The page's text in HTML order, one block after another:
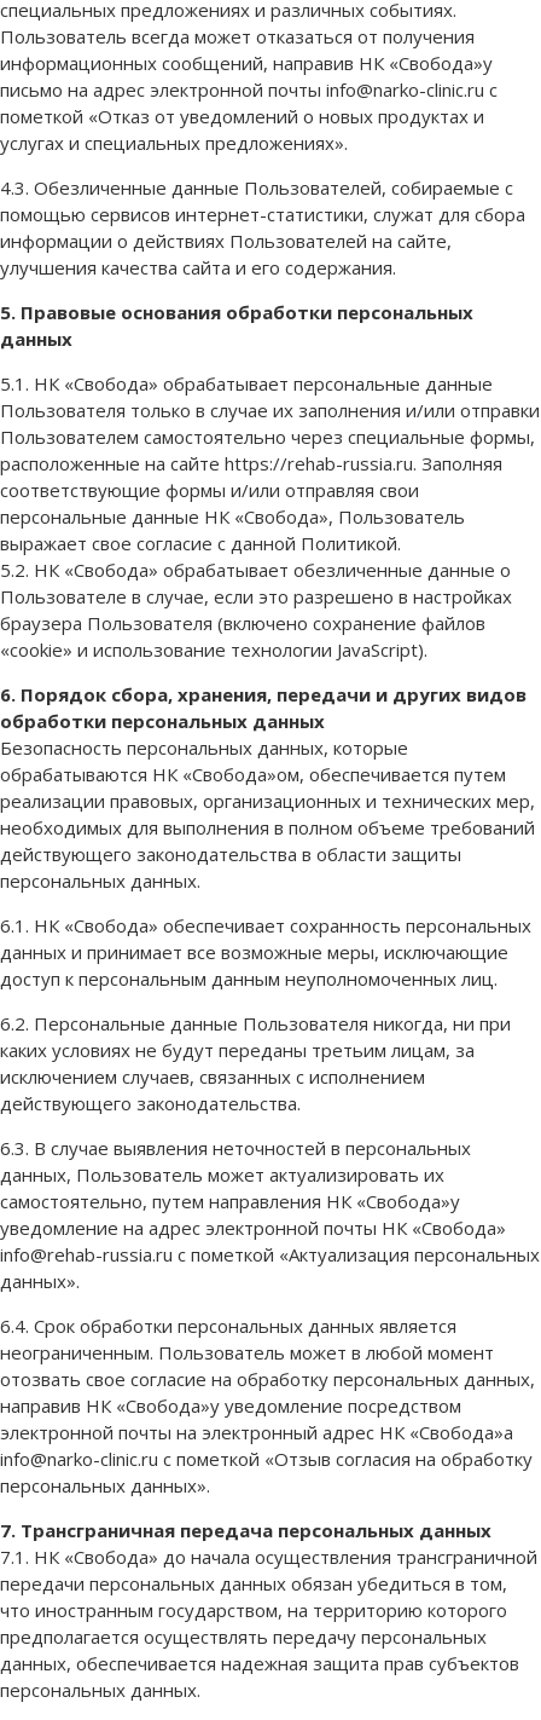
специальных предложениях и различных событиях.
Пользователь всегда может отказаться от получения
информационных сообщений, направив НК «Свобода»у
письмо на адрес электронной почты info@narko-clinic.ru с
пометкой «Отказ от уведомлений о новых продуктах и
услугах и специальных предложениях».
4.3. Обезличенные данные Пользователей, собираемые с
помощью сервисов интернет-статистики, служат для сбора
информации о действиях Пользователей на сайте,
улучшения качества сайта и его содержания.
5. Правовые основания обработки персональных
данных
5.1. НК «Свобода» обрабатывает персональные данные
Пользователя только в случае их заполнения и/или отправки
Пользователем самостоятельно через специальные формы,
расположенные на сайте https://rehab-russia.ru. Заполняя
соответствующие формы и/или отправляя свои
персональные данные НК «Свобода», Пользователь
выражает свое согласие с данной Политикой.
5.2. НК «Свобода» обрабатывает обезличенные данные о
Пользователе в случае, если это разрешено в настройках
браузера Пользователя (включено сохранение файлов
«cookie» и использование технологии JavaScript).
6. Порядок сбора, хранения, передачи и других видов
обработки персональных данных
Безопасность персональных данных, которые
обрабатываются НК «Свобода»ом, обеспечивается путем
реализации правовых, организационных и технических мер,
необходимых для выполнения в полном объеме требований
действующего законодательства в области защиты
персональных данных.
6.1. НК «Свобода» обеспечивает сохранность персональных
данных и принимает все возможные меры, исключающие
доступ к персональным данным неуполномоченных лиц.
6.2. Персональные данные Пользователя никогда, ни при
каких условиях не будут переданы третьим лицам, за
исключением случаев, связанных с исполнением
действующего законодательства.
6.3. В случае выявления неточностей в персональных
данных, Пользователь может актуализировать их
самостоятельно, путем направления НК «Свобода»у
уведомление на адрес электронной почты НК «Свобода»
info@rehab-russia.ru с пометкой «Актуализация персональных
данных».
6.4. Срок обработки персональных данных является
неограниченным. Пользователь может в любой момент
отозвать свое согласие на обработку персональных данных,
направив НК «Свобода»у уведомление посредством
электронной почты на электронный адрес НК «Свобода»а
info@narko-clinic.ru с пометкой «Отзыв согласия на обработку
персональных данных».
7. Трансграничная передача персональных данных
7.1. НК «Свобода» до начала осуществления трансграничной
передачи персональных данных обязан убедиться в том,
что иностранным государством, на территорию которого
предполагается осуществлять передачу персональных
данных, обеспечивается надежная защита прав субъектов
персональных данных.